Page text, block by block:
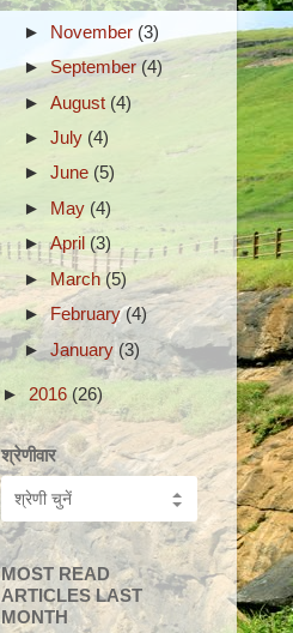
► November (3)
►September (4)
►August (4)
►July (4)
►June (5)
► May (4)
►April (3)
► March(5)
►February(4)
►January (3)
► 2016 (26)
श्रेणीवार
MOST READ
ARTICLES LAST
MONTH